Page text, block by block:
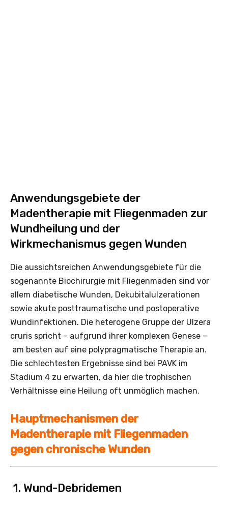
Anwendungsgebiete der
Madentherapie mit Fliegenmaden zur
Wundheilung und der
Wirkmechanismus gegen Wunden
Die aussichtsreichen Anwendungsgebiete für die
sogenannte Biochirurgie mit Fliegenmaden sind vor
allem diabetische Wunden, Dekubitalulzerationen
sowie akute posttraumatische und post­operative
Wundinfektionen. Die heterogene Gruppe der Ulzera
cruris spricht – aufgrund ihrer komplexen Genese –
am besten auf eine polypragmatische Therapie an.
Die schlechtesten Ergebnisse sind bei PAVK im
Stadium 4 zu erwarten, da hier die trophischen
Verhältnisse eine Heilung oft unmöglich machen.
Hauptmechanismen der
Madentherapie mit Fliegenmaden
gegen chronische Wunden
1. Wund-Debridemen